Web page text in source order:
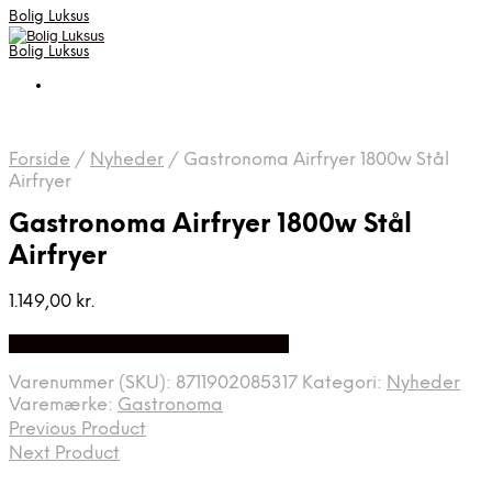
Bolig Luksus
Bolig Luksus
Forside / Nyheder / Gastronoma Airfryer 1800w Stål
Airfryer
Gastronoma Airfryer 1800w Stål
Airfryer
1.149,00 kr.
Varenummer (SKU): 8711902085317 Kategori: Nyheder
Varemærke: Gastronoma
Previous Product
Next Product